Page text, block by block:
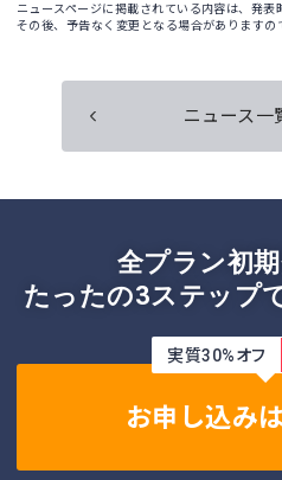
ニュースページに掲載されている内容は、発表
その後、予告なく変更となる場合がありますの
ニュース一
全プラン初期
たったの3ステップ
実質30%オフ
お申し込み